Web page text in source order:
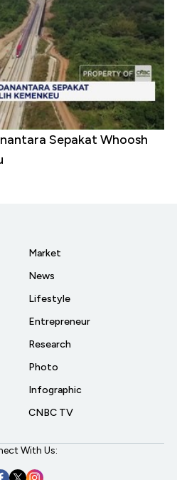
Sepakat Whoosh
Market
News
Lifestyle
Entrepreneur
Research
Photo
Infographic
CNBC TV
With Us: